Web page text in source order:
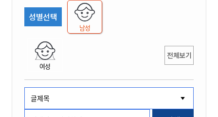
성별선택
남성
여성
전체보기